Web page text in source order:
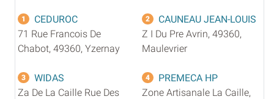
1
CEDUROC
71 Rue Francois De
Chabot, 49360, Yzernay
2
CAUNEAU JEAN-LOUIS
Z I Du Pre Avrin, 49360,
Maulevrier
3
WIDAS
Za De La Caille Rue Des
4
PREMECA HP
Zone Artisanale La Caille,